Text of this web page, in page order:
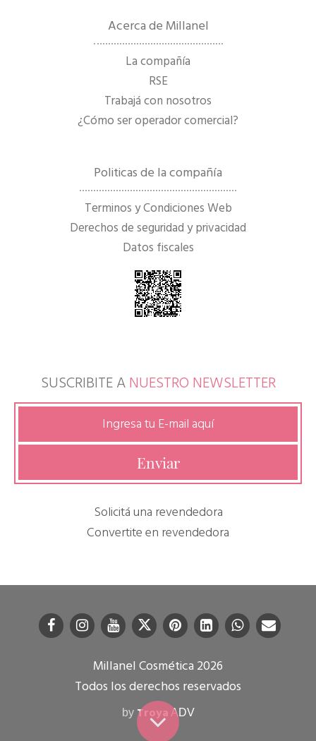
Acerca de Millanel
La compañía
RSE
Trabajá con nosotros
¿Cómo ser operador comercial?
Politicas de la compañía
Terminos y Condiciones Web
Derechos de seguridad y privacidad
Datos fiscales
SUSCRIBITE ANUESTRO NEWSLETTER
Solicitá una revendedora
Convertite en revendedora
Millanel Cosmética 2026
Todos los derechos reservados
by Troya ADV